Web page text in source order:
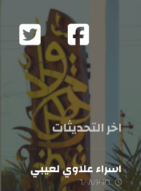
اخر التحديثات
اسراء علاوي لعيبي
٠٦/٠٨/٢٠٢٦